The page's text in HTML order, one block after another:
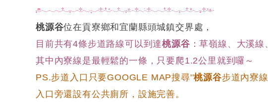
桃源谷位在貢寮鄉和宜蘭縣頭城鎮交界處，
目前共有4條步道路線可以到達桃源谷：草嶺線、大溪線
其中內寮線是最輕鬆的一條，只要爬1.2公里就到囉～
PS.步道入口只要GOOGLE MAP搜尋''桃源谷步道內寮
入口旁還設有公共廁所，設施完善。